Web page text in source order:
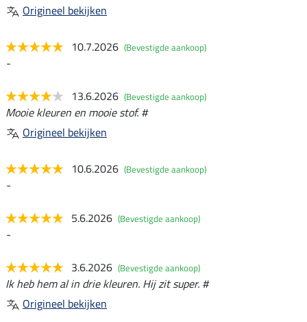
Origineel bekijken
10.7.2026 (Bevestigde aankoop)
-
13.6.2026 (Bevestigde aankoop)
Mooie kleuren en mooie stof. #
Origineel bekijken
10.6.2026 (Bevestigde aankoop)
-
5.6.2026 (Bevestigde aankoop)
-
3.6.2026 (Bevestigde aankoop)
Ik heb hem al in drie kleuren. Hij zit super. #
Origineel bekijken